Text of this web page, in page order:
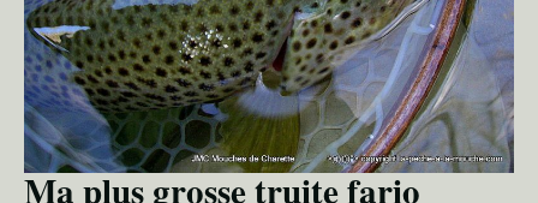
Ma plus grosse truite fario